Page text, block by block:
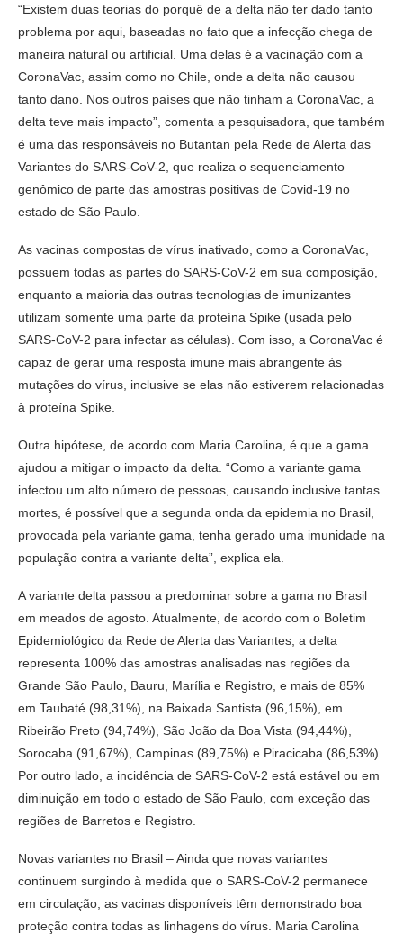
“Existem duas teorias do porquê de a delta não ter dado tanto
problema por aqui, baseadas no fato que a infecção chega de
maneira natural ou artificial. Uma delas é a vacinação com a
CoronaVac, assim como no Chile, onde a delta não causou
tanto dano. Nos outros países que não tinham a CoronaVac, a
delta teve mais impacto”, comenta a pesquisadora, que também
é uma das responsáveis no Butantan pela Rede de Alerta das
Variantes do SARS-CoV-2, que realiza o sequenciamento
genômico de parte das amostras positivas de Covid-19 no
estado de São Paulo.
As vacinas compostas de vírus inativado, como a CoronaVac,
possuem todas as partes do SARS-CoV-2 em sua composição,
enquanto a maioria das outras tecnologias de imunizantes
utilizam somente uma parte da proteína Spike (usada pelo
SARS-CoV-2 para infectar as células). Com isso, a CoronaVac é
capaz de gerar uma resposta imune mais abrangente às
mutações do vírus, inclusive se elas não estiverem relacionadas
à proteína Spike.
Outra hipótese, de acordo com Maria Carolina, é que a gama
ajudou a mitigar o impacto da delta. “Como a variante gama
infectou um alto número de pessoas, causando inclusive tantas
mortes, é possível que a segunda onda da epidemia no Brasil,
provocada pela variante gama, tenha gerado uma imunidade na
população contra a variante delta”, explica ela.
A variante delta passou a predominar sobre a gama no Brasil
em meados de agosto. Atualmente, de acordo com o Boletim
Epidemiológico da Rede de Alerta das Variantes, a delta
representa 100% das amostras analisadas nas regiões da
Grande São Paulo, Bauru, Marília e Registro, e mais de 85%
em Taubaté (98,31%), na Baixada Santista (96,15%), em
Ribeirão Preto (94,74%), São João da Boa Vista (94,44%),
Sorocaba (91,67%), Campinas (89,75%) e Piracicaba (86,53%).
Por outro lado, a incidência de SARS-CoV-2 está estável ou em
diminuição em todo o estado de São Paulo, com exceção das
regiões de Barretos e Registro.
Novas variantes no Brasil – Ainda que novas variantes
continuem surgindo à medida que o SARS-CoV-2 permanece
em circulação, as vacinas disponíveis têm demonstrado boa
proteção contra todas as linhagens do vírus. Maria Carolina